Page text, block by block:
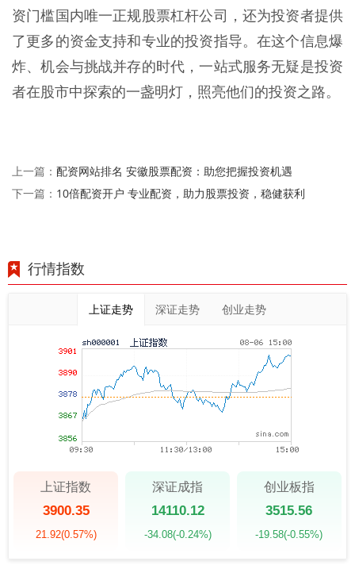
资门槛国内唯一正规股票杠杆公司，还为投资者提供
了更多的资金支持和专业的投资指导。在这个信息爆
炸、机会与挑战并存的时代，一站式服务无疑是投资
者在股市中探索的一盏明灯，照亮他们的投资之路。
上一篇： 配资网站排名 安徽股票配资：助您把握投资机遇
下一篇： 10倍配资开户 专业配资，助力股票投资，稳健获利
行情指数
上证走势 深证走势 创业走势
上证指数
3900.35
21.92(0.57%)
深证成指
14110.12
-34.08(-0.24%)
创业板指
3515.56
-19.58(-0.55%)